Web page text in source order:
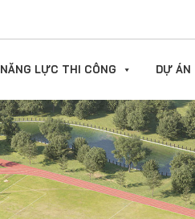
NĂNG LỰC THI CÔNG DỰ ÁN